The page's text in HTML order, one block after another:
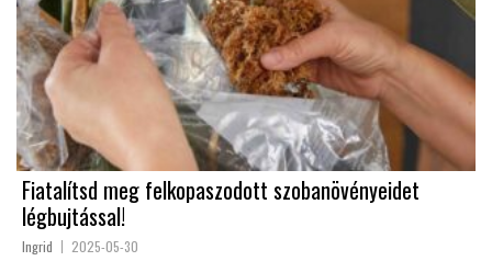
Fiatalítsd meg felkopaszodott szobanövényeidet
légbujtással!
Ingrid 2025-05-30